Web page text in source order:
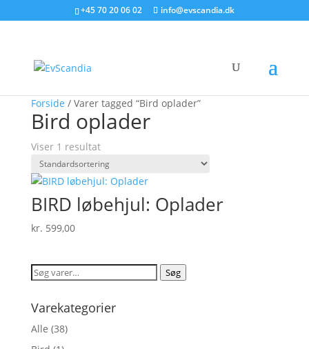
+45 70 20 06 02 info@evscandia.dk
Forside / Varer tagged “Bird oplader”
Bird oplader
Viser 1 resultat
BIRD løbehjul: Oplader
kr. 599,00
Søg
Søg
Varekategorier
Alle (38)